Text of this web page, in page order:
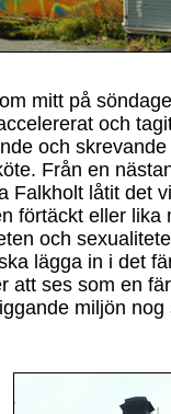
mitt på
och
och
Från en
Falkholt låtit det
förtäckt eller
och
lägga in i det
att ses som en
miljön